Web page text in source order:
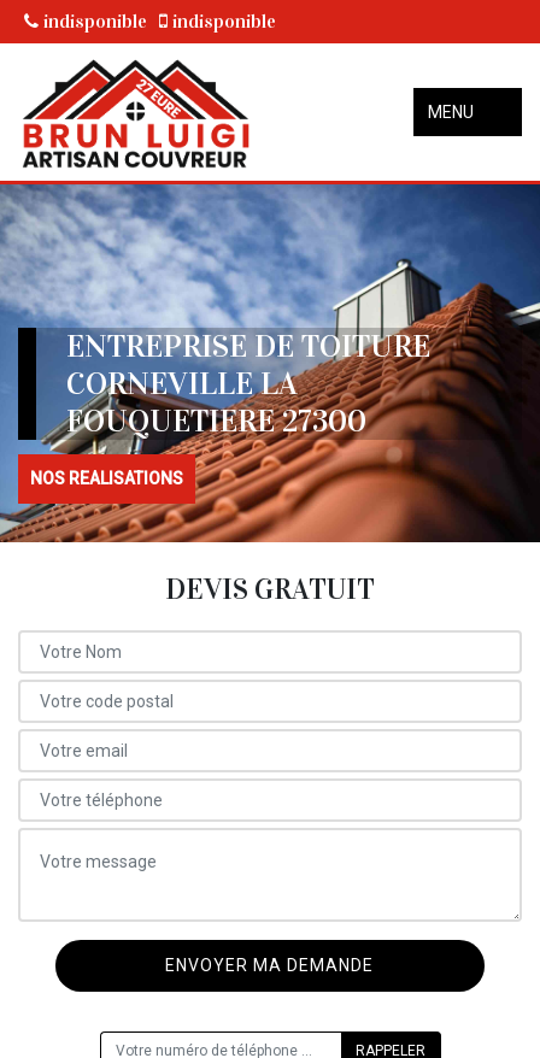
indisponible indisponible
MENU
ENTREPRISE DE TOITURE
CORNEVILLE LA
FOUQUETIERE 27300
NOS REALISATIONS
DEVIS GRATUIT